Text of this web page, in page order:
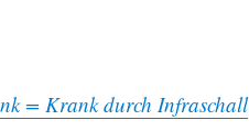
= Krank durch Infraschall